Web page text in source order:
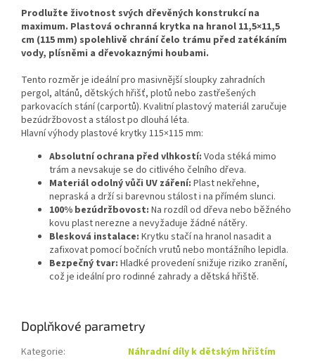
Prodlužte životnost svých dřevěných konstrukcí na
maximum. Plastová ochranná krytka na hranol 11,5×11,5
cm (115 mm) spolehlivě chrání čelo trámu před zatékáním
vody, plísněmi a dřevokaznými houbami.
Tento rozměr je ideální pro masivnější sloupky zahradních
pergol, altánů, dětských hřišť, plotů nebo zastřešených
parkovacích stání (carportů). Kvalitní plastový materiál zaručuje
bezúdržbovost a stálost po dlouhá léta.
Hlavní výhody plastové krytky 115×115 mm:
Absolutní ochrana před vlhkostí: Voda stéká mimo
trám a nevsakuje se do citlivého čelního dřeva.
Materiál odolný vůči UV záření: Plast nekřehne,
nepraská a drží si barevnou stálost i na přímém slunci.
100% bezúdržbovost: Na rozdíl od dřeva nebo běžného
kovu plast nerezne a nevyžaduje žádné nátěry.
Blesková instalace: Krytku stačí na hranol nasadit a
zafixovat pomocí bočních vrutů nebo montážního lepidla.
Bezpečný tvar: Hladké provedení snižuje riziko zranění,
což je ideální pro rodinné zahrady a dětská hřiště.
Doplňkové parametry
Kategorie:
Náhradní díly k dětským hřištím